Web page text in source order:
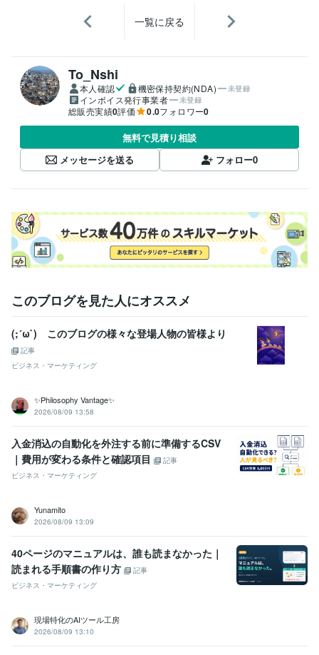
一覧に戻る
To_Nshi
本人確認 機密保持契約(NDA) 未登録
インボイス発行事業者 未登録
総販売実績0評価 0.0フォロワー0
無料で見積り相談
メッセージを送る
フォロー0
このブログを見た人にオススメ
(;´ω`) このブログの様々な登場人物の皆様より
記事
ビジネス・マーケティング
✨Philosophy Vantage✨
2026/08/09 13:58
入金消込の自動化を外注する前に準備するCSV
｜費用が変わる条件と確認項目
記事
ビジネス・マーケティング
Yunamito
2026/08/09 13:09
40ページのマニュアルは、誰も読まなかった｜
読まれる手順書の作り方
記事
ビジネス・マーケティング
現場特化のAIツール工房
2026/08/09 13:10